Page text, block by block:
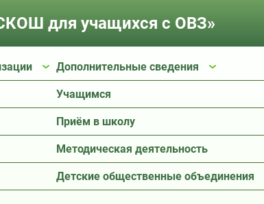
для учащихся с ОВЗ»
Дополнительные сведения
Учащимся
Приём в школу
Методическая деятельность
Детские общественные объединения